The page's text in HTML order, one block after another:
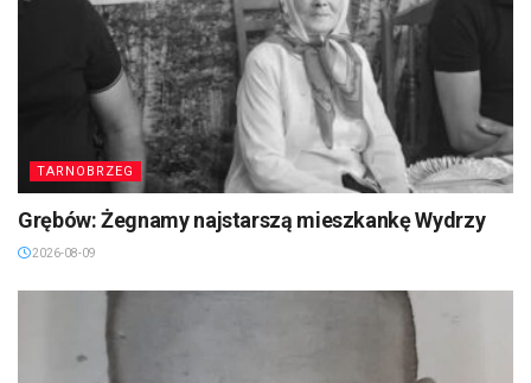
TARNOBRZEG
Grębów: Żegnamy najstarszą mieszkankę Wydrzy
2026-08-09